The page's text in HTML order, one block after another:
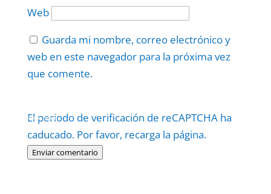
Web
Guarda mi nombre, correo electrónico y
web en este navegador para la próxima vez
que comente.
El periodo de verificación de reCAPTCHA ha
caducado. Por favor, recarga la página.
Enviar comentario
Politica–Términos.